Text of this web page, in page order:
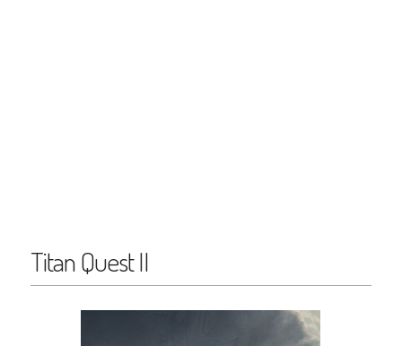
Titan Quest II